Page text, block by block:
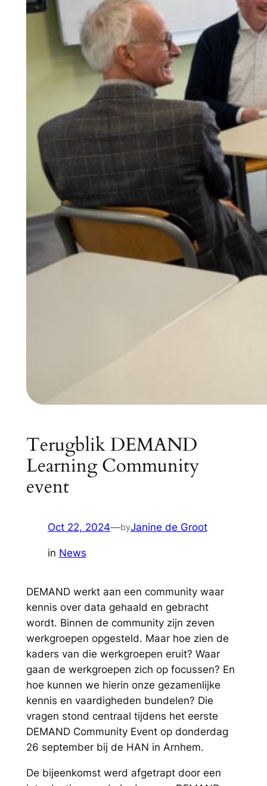
Terugblik DEMAND
Learning Community
event
Oct 22, 2024—byJanine de Groot
in News
DEMAND werkt aan een community waar
kennis over data gehaald en gebracht
wordt. Binnen de community zijn zeven
werkgroepen opgesteld. Maar hoe zien de
kaders van die werkgroepen eruit? Waar
gaan de werkgroepen zich op focussen? En
hoe kunnen we hierin onze gezamenlijke
kennis en vaardigheden bundelen? Die
vragen stond centraal tijdens het eerste
DEMAND Community Event op donderdag
26 september bij de HAN in Arnhem.
De bijeenkomst werd afgetrapt door een